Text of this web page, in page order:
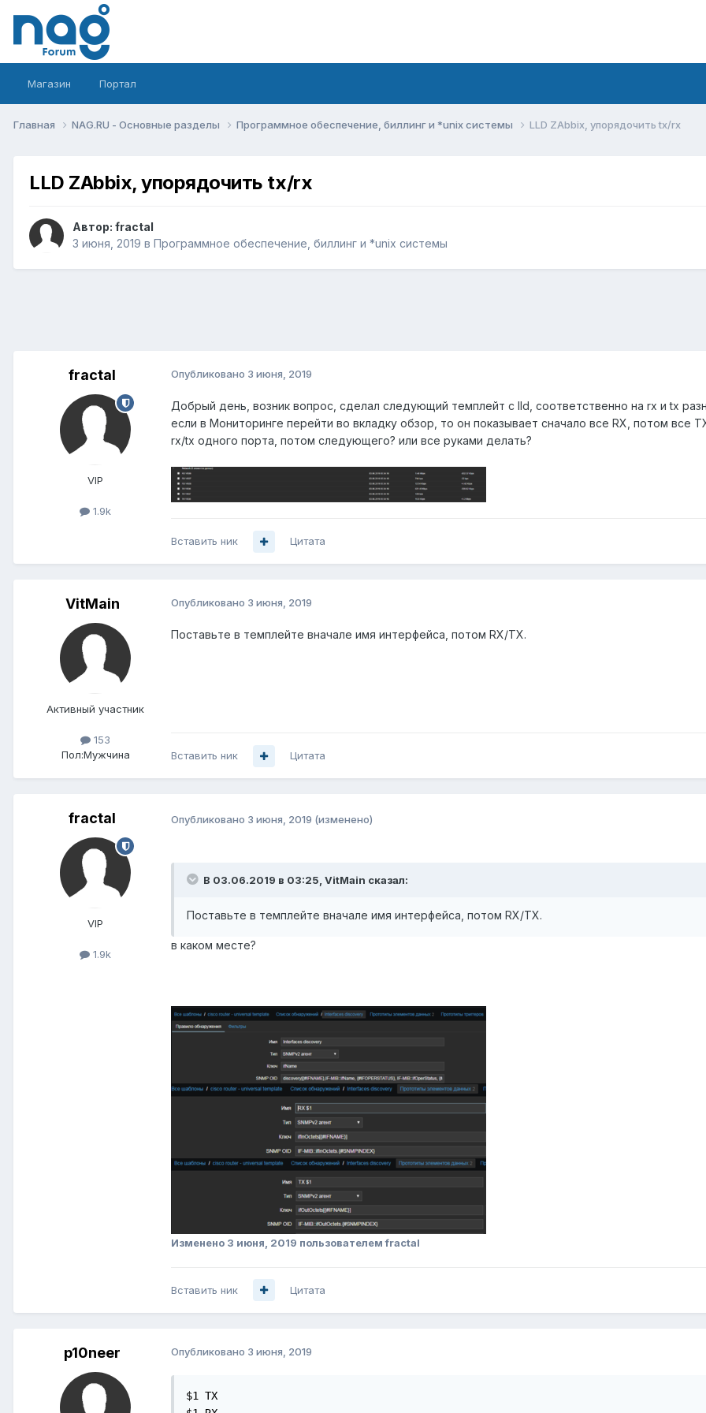
Магазин Портал
Главная NAG.RU - Основные разделы Программное обеспечение, биллинг и *unix системы LLD ZAbbix, упорядочить tx/rx
LLD ZAbbix, упорядочить tx/rx
Автор: fractal
3 июня, 2019 в Программное обеспечение, биллинг и *unix системы
fractal
VIP
1.9k
Опубликовано 3 июня, 2019
Добрый день, возник вопрос, сделал следующий темплейт с lld, соответственно на rx и tx
если в Мониторинге перейти во вкладку обзор, то он показывает сначало все RX, потом все
rx/tx одного порта, потом следующего? или все руками делать?
Вставить ник Цитата
VitMain
Активный участник
153
Пол:Мужчина
Опубликовано 3 июня, 2019
Поставьте в темплейте вначале имя интерфейса, потом RX/TX.
Вставить ник Цитата
fractal
VIP
1.9k
Опубликовано 3 июня, 2019 (изменено)
В 03.06.2019 в 03:25, VitMain сказал:
Поставьте в темплейте вначале имя интерфейса, потом RX/TX.
в каком месте?
Изменено 3 июня, 2019 пользователем fractal
Вставить ник Цитата
p10neer Опубликовано 3 июня, 2019
$1 TX